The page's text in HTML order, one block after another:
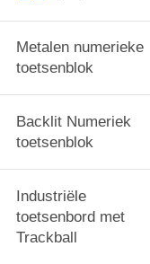
Metalen numerieke
toetsenblok
Backlit Numeriek
toetsenblok
Industriële
toetsenbord met
Trackball